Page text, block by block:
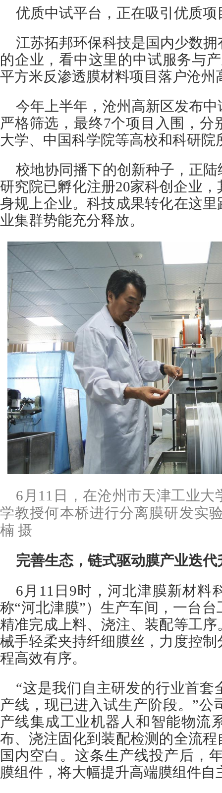
优质中试平台，正在吸引优质项
江苏拓邦环保科技是国内少数
的企业，看中这里的中试服务与
平方米反渗透膜材料项目落户沧州
今年上半年，沧州高新区发布
严格筛选，最终7个项目入围，分
大学、中国科学院等高校和科研院
校地协同播下的创新种子，正
研究院已孵化注册20家科创企业
身规上企业。科技成果转化在这
业集群势能充分释放。
6月11日，在沧州市天津工业
学教授何本桥进行分离膜研发实
楠 摄
完善生态，链式驱动膜产业迭代
6月11日9时，河北津膜新材料
称“河北津膜”）生产车间，一台
精准完成上料、浇注、装配等工
械手轻柔夹持纤细膜丝，力度控
程高效有序。
“这是我们自主研发的行业首套
产线，现已进入试生产阶段。”公
产线集成工业机器人和智能物流
布、浇注固化到装配检测的全流
国内空白。这条生产线投产后，
膜组件，将大幅提升高端膜组件自